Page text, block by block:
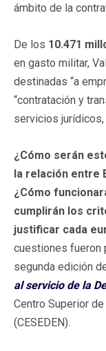
ámbito de la
De los 10.471
en gasto militar,
destinadas “a
“contratación y
servicios jurídicos,
¿Cómo serán
la relación entre
¿Cómo
cumplirán los
justificar cada
cuestiones fueron
segunda edición
al servicio de la
Centro Superior
(CESEDEN).